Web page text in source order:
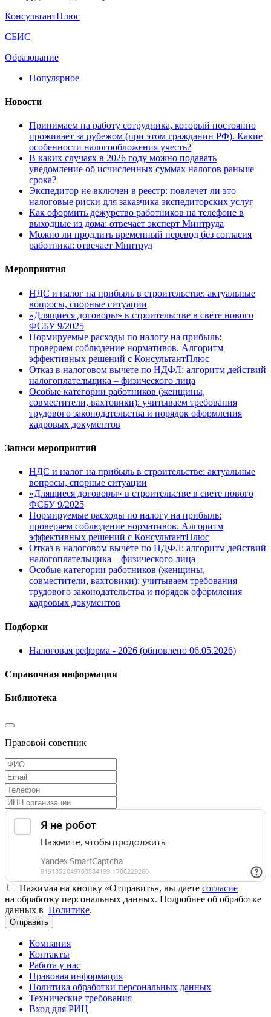
КонсультантПлюс
СБИС
Образование
Популярное
Новости
Принимаем на работу сотрудника, который постоянно
проживает за рубежом (при этом гражданин РФ). Какие
особенности налогообложения учесть?
В каких случаях в 2026 году можно подавать
уведомление об исчисленных суммах налогов раньше
срока?
Экспедитор не включен в реестр: повлечет ли это
налоговые риски для заказчика экспедиторских услуг
Как оформить дежурство работников на телефоне в
выходные из дома: отвечает эксперт Минтруда
Можно ли продлить временный перевод без согласия
работника: отвечает Минтруд
Мероприятия
НДС и налог на прибыль в строительстве: актуальные
вопросы, спорные ситуации
«Длящиеся договоры» в строительстве в свете нового
ФСБУ 9/2025
Нормируемые расходы по налогу на прибыль:
проверяем соблюдение нормативов. Алгоритм
эффективных решений с КонсультантПлюс
Отказ в налоговом вычете по НДФЛ: алгоритм действий
налогоплательщика – физического лица
Особые категории работников (женщины,
совместители, вахтовики): учитываем требования
трудового законодательства и порядок оформления
кадровых документов
Записи мероприятий
НДС и налог на прибыль в строительстве: актуальные
вопросы, спорные ситуации
«Длящиеся договоры» в строительстве в свете нового
ФСБУ 9/2025
Нормируемые расходы по налогу на прибыль:
проверяем соблюдение нормативов. Алгоритм
эффективных решений с КонсультантПлюс
Отказ в налоговом вычете по НДФЛ: алгоритм действий
налогоплательщика – физического лица
Особые категории работников (женщины,
совместители, вахтовики): учитываем требования
трудового законодательства и порядок оформления
кадровых документов
Подборки
Налоговая реформа - 2026 (обновлено 06.05.2026)
Справочная информация
Библиотека
Правовой советник
Нажимая на кнопку «Отправить», вы даете согласие
на обработку персональных данных. Подробнее об обработке
данных в Политике.
Отправить
Компания
Контакты
Работа у нас
Правовая информация
Политика обработки персональных данных
Технические требования
Вход для РИЦ